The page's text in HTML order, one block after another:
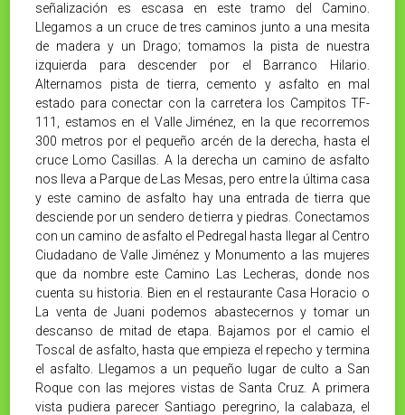
señalización es escasa en este tramo del Camino.
Llegamos a un cruce de tres caminos junto a una mesita
de madera y un Drago; tomamos la pista de nuestra
izquierda para descender por el Barranco Hilario.
Alternamos pista de tierra, cemento y asfalto en mal
estado para conectar con la carretera los Campitos TF-
111, estamos en el Valle Jiménez, en la que recorremos
300 metros por el pequeño arcén de la derecha, hasta el
cruce Lomo Casillas. A la derecha un camino de asfalto
nos lleva a Parque de Las Mesas, pero entre la última casa
y este camino de asfalto hay una entrada de tierra que
desciende por un sendero de tierra y piedras. Conectamos
con un camino de asfalto el Pedregal hasta llegar al Centro
Ciudadano de Valle Jiménez y Monumento a las mujeres
que da nombre este Camino Las Lecheras, donde nos
cuenta su historia. Bien en el restaurante Casa Horacio o
La venta de Juani podemos abastecernos y tomar un
descanso de mitad de etapa. Bajamos por el camio el
Toscal de asfalto, hasta que empieza el repecho y termina
el asfalto. Llegamos a un pequeño lugar de culto a San
Roque con las mejores vistas de Santa Cruz. A primera
vista pudiera parecer Santiago peregrino, la calabaza, el